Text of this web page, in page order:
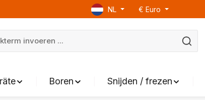
NL € Euro
Boren Snijden / frezen